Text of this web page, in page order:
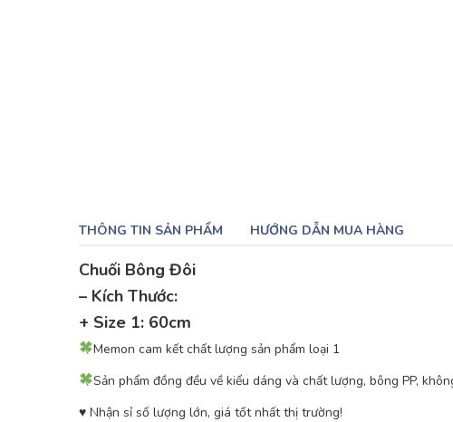
THÔNG TIN SẢN PHẨM HƯỚNG DẪN MUA HÀNG
Chuối Bông Đôi
– Kích Thước:
+ Size 1: 60cm
Memon cam kết chất lượng sản phẩm loại 1
Sản phẩm đồng đều về kiểu dáng và chất lượng, bông PP,
♥ ️Nhận sỉ số lượng lớn, giá tốt nhất thị trường!